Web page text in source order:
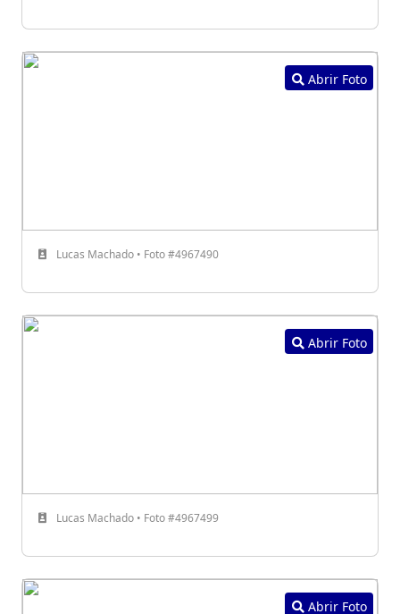
Abrir Foto
Lucas Machado • Foto #4967490
Abrir Foto
Lucas Machado • Foto #4967499
Abrir Foto